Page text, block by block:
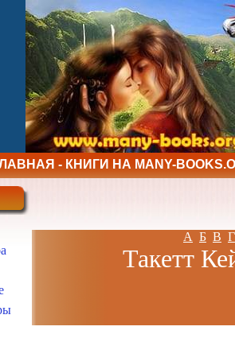
- КНИГИ НА MANY-
А Б В Г
Такетт